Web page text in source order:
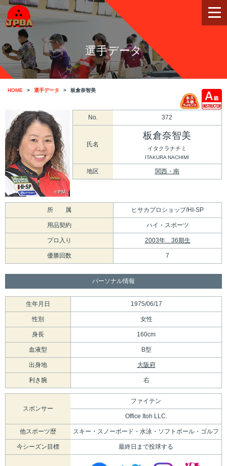
選手データ
HOME 選手データ 板倉奈智美
No. 372
氏名
板倉奈智美
イタクラナチミ
ITAKURA NACHIMI
地区 関西・南
所 属 ヒサカプロショップ/HI-SP
用品契約 ハイ・スポーツ
プロ入り 2003年 36期生
優勝回数 7
パーソナル情報
生年月日 1975/06/17
性別 女性
身長 160cm
血液型 B型
出身地 大阪府
利き腕 右
スポンサー
ファイテン
Office Itoh LLC.
他スポーツ歴 スキー・スノーボード・水泳・ソフトボール・ゴルフ
今シーズン目標 最終日まで投球する